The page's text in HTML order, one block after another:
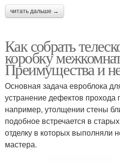
читать дальше →
Как собрать
коробку
Преимущества и
Основная задача евроблока
устранение дефектов прохода
например, утолщении стены
подобное встречается в
отделку в которых выполняли
мастера.